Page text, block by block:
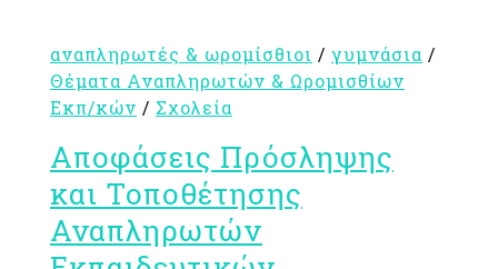
αναπληρωτές & ωρομίσθιοι / γυμνάσια /
Θέματα Αναπληρωτών & Ωρομισθίων
Εκπ/κών / Σχολεία
Αποφάσεις Πρόσληψης
και Τοποθέτησης
Αναπληρωτών